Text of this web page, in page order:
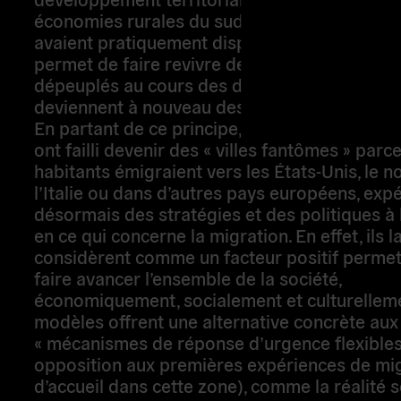
migration permet de faire revivre des
sont se dépeuplés au cours des deux
deviennent à nouveau des communautés
partant de ce principe, les cinq villages
failli devenir des « villes fantômes » parce que
habitants émigraient vers les États-Unis, le
l’Italie ou dans d’autres pays européens,
désormais des stratégies et des politiques à
en ce qui concerne la migration. En effet, ils la
considèrent comme un facteur positif
faire avancer l’ensemble de la société,
socialement et culturellement.Ces modèles
alternative concrète aux « mécanismes de
d’urgence flexibles » (par opposition aux
expériences de migration et d’accueil dans
comme la réalité sordide desCentres de
européenet de la politique de «renvoi » du
gouvernement italien, qui repousse vers les
Subscribe